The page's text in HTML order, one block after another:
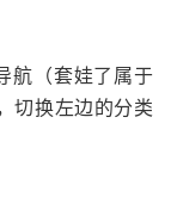
航（套娃了属于
切换左边的分类